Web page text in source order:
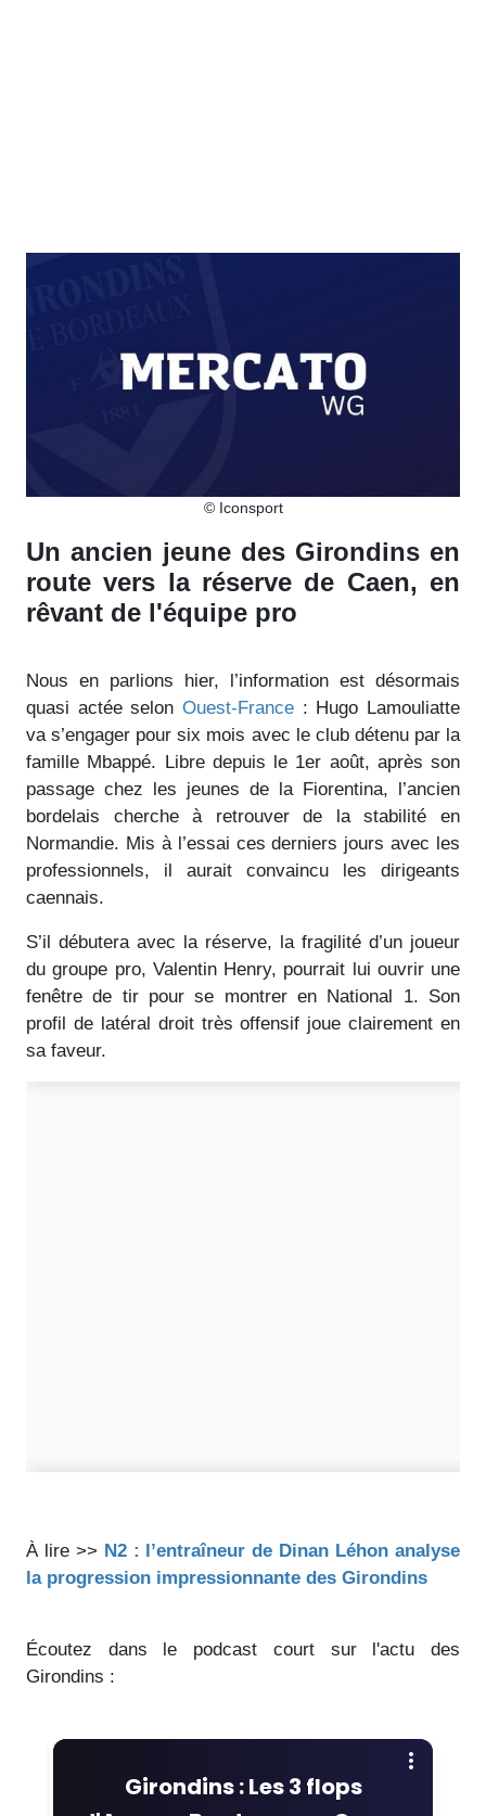
© Iconsport
Un ancien jeune des Girondins en
route vers la réserve de Caen, en
rêvant de l'équipe pro
Nous en parlions hier, l’information est désormais
quasi actée selon Ouest-France : Hugo Lamouliatte
va s’engager pour six mois avec le club détenu par la
famille Mbappé. Libre depuis le 1er août, après son
passage chez les jeunes de la Fiorentina, l’ancien
bordelais cherche à retrouver de la stabilité en
Normandie. Mis à l’essai ces derniers jours avec les
professionnels, il aurait convaincu les dirigeants
caennais.
S’il débutera avec la réserve, la fragilité d’un joueur
du groupe pro, Valentin Henry, pourrait lui ouvrir une
fenêtre de tir pour se montrer en National 1. Son
profil de latéral droit très offensif joue clairement en
sa faveur.
À lire >> N2 : l’entraîneur de Dinan Léhon analyse
la progression impressionnante des Girondins
Écoutez dans le podcast court sur l'actu des
Girondins :